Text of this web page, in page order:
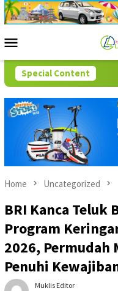
Skip
to
Menu
Special Content
Home Uncategorized
BRI Kanca Teluk
Program
2026, Permudah
Penuhi
Muklis Editor